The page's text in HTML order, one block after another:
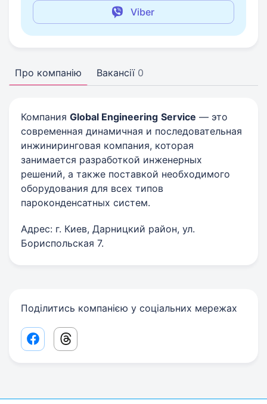
Viber
Про компанію Вакансії 0
Компания Global Engineering Service — это
современная динамичная и последовательная
инжиниринговая компания, которая
занимается разработкой инженерных
решений, а также поставкой необходимого
оборудования для всех типов
пароконденсатных систем.
Адрес: г. Киев, Дарницкий район, ул.
Бориспольская 7.
Поділитись компанією у соціальних мережах
Facebook share link
Threads share link